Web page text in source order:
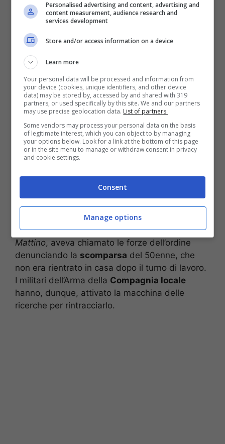
dalla compagna
Neonato di venti giorni arriva morto in
Spaventoso incidente stradale in
mattinata: due morti e quattro feriti
Un uomo è stato trovato morto la scorsa notte,
tragiovedì 23e venerdì 24 marzo, nelle
campagne di Ariano Irpino, centro della
provincia di Avellino. Si tratterebbe di un
benzinaiodi50 anni, di cui non sono state
rese note le generalità.
La moglie dell’uomo, qualche ora prima, come
riferiscono le testate locali e la redazione deIl
Mattino, aveva chiamato le forze dell’ordine
denunciando la scomparsa del 50enne, che
non era rientrato in casa dopo il turno di lavoro.
I militari dell’Arma della Compagnia locale
hanno, dunque, attivato la macchina delle
ricerche per rintracciarlo.
Personalised advertising and content, advertising and
content measurement, audience research and
services development
Store and/or access information on a device
Learn more
Your personal data will be processed and information from
your device (cookies, unique identifiers, and other device
data) may be stored by, accessed by and shared with 319
partners, or used specifically by this site. We and our partners
may use precise geolocation data. List of partners.
Some vendors may process your personal data on the basis
of legitimate interest, which you can object to by managing
your options below. Look for a link at the bottom of this page
or in the site menu to manage or withdraw consent in privacy
and cookie settings.
Consent
Manage options